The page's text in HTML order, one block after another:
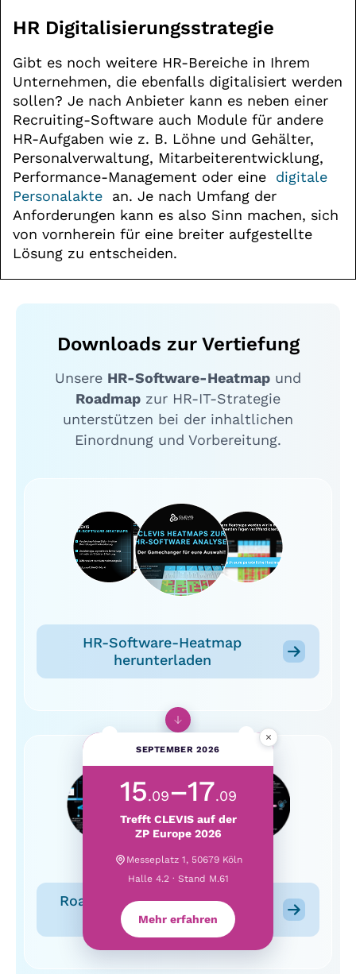
HR Digitalisierungsstrategie
Gibt es noch weitere HR-Bereiche in Ihrem
Unternehmen, die ebenfalls digitalisiert werden
sollen? Je nach Anbieter kann es neben einer
Recruiting-Software auch Module für andere
HR-Aufgaben wie z. B. Löhne und Gehälter,
Personalverwaltung, Mitarbeiterentwicklung,
Performance-Management oder eine digitale
Personalakte
an. Je nach Umfang der
Anforderungen kann es also Sinn machen, sich
von vornherein für eine breiter aufgestellte
Lösung zu entscheiden.
Downloads zur Vertiefung
Unsere HR-Software-Heatmap und
Roadmap zur HR-IT-Strategie
unterstützen bei der inhaltlichen
Einordnung und Vorbereitung.
HR-Software-Heatmap
herunterladen
Roadmap zur HR-IT-Strategie
herunterladen
×
SEPTEMBER 2026
15.09–17.09
Trefft CLEVIS auf der
ZP Europe 2026
Messeplatz 1, 50679 Köln
Halle 4.2 · Stand M.61
Mehr erfahren